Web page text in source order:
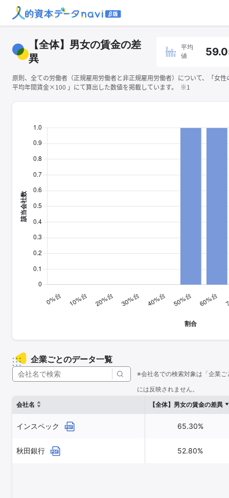
【全体】男女の賃金の差
異
平均
値
原則、全ての労働者（正規雇用労働者と非正規雇用労働者）について、「女
平均年間賃金×100 」にて算出した数値を掲載しています。 ※1
企業ごとのデータ一覧
※会社名での検索対象は「企業
には反映されません。
会社名
【全体】男女の賃金の差異
インスペック 65.30%
秋田銀行 52.80%